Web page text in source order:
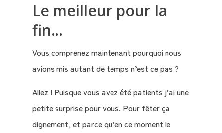
Le meilleur pour la
fin…
Vous comprenez maintenant pourquoi nous
avions mis autant de temps n’est ce pas ?
Allez ! Puisque vous avez été patients j’ai une
petite surprise pour vous. Pour fêter ça
dignement, et parce qu’en ce moment le